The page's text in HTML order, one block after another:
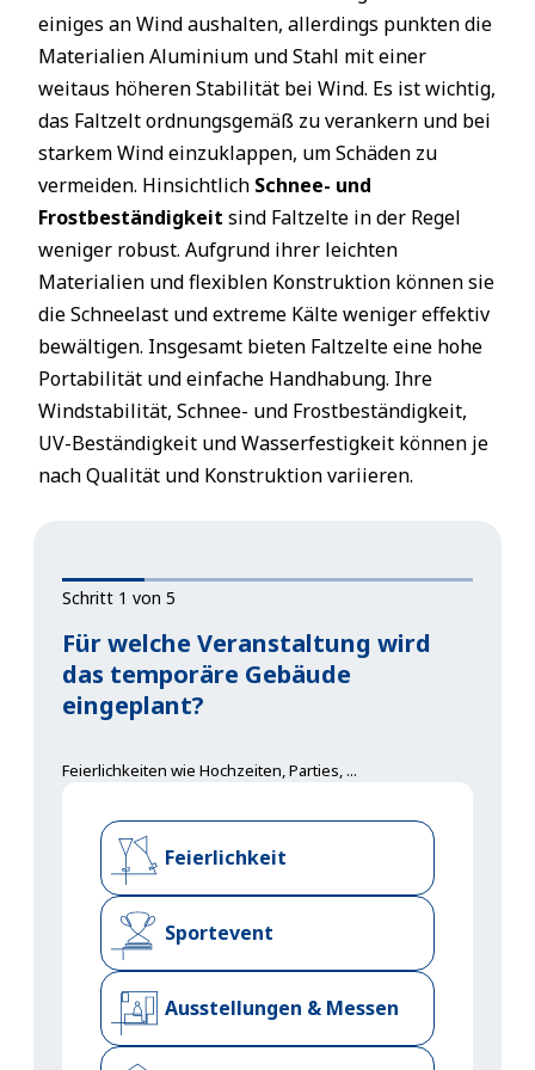
einiges an Wind aushalten, allerdings punkten die
Materialien Aluminium und Stahl mit einer
weitaus höheren Stabilität bei Wind. Es ist wichtig,
das Faltzelt ordnungsgemäß zu verankern und bei
starkem Wind einzuklappen, um Schäden zu
vermeiden. Hinsichtlich Schnee- und
Frostbeständigkeit sind Faltzelte in der Regel
weniger robust. Aufgrund ihrer leichten
Materialien und flexiblen Konstruktion können sie
die Schneelast und extreme Kälte weniger effektiv
bewältigen. Insgesamt bieten Faltzelte eine hohe
Portabilität und einfache Handhabung. Ihre
Windstabilität, Schnee- und Frostbeständigkeit,
UV-Beständigkeit und Wasserfestigkeit können je
nach Qualität und Konstruktion variieren.
Schritt 1 von 5
Für welche Veranstaltung wird
das temporäre Gebäude
eingeplant?
Feierlichkeiten wie Hochzeiten, Parties, ...
Feierlichkeit
Sportevent
Ausstellungen & Messen